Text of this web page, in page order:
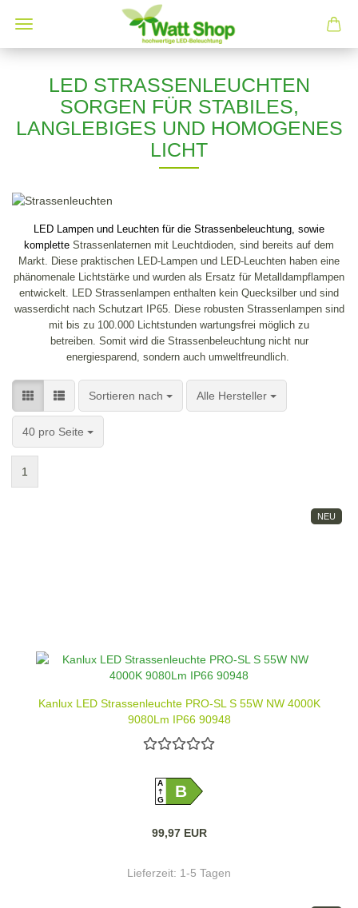
LED STRASSENLEUCHTEN
SORGEN FÜR STABILES,
LANGLEBIGES UND HOMOGENES
LICHT
LED Lampen und Leuchten für die Strassenbeleuchtung, sowie
komplette Strassenlaternen mit Leuchtdioden, sind bereits auf dem
Markt. Diese praktischen LED-Lampen und LED-Leuchten haben eine
phänomenale Lichtstärke und wurden als Ersatz für Metalldampflampen
entwickelt. LED Strassenlampen enthalten kein Quecksilber und sind
wasserdicht nach Schutzart IP65. Diese robusten Strassenlampen sind
mit bis zu 100.000 Lichtstunden wartungsfrei möglich zu
betreiben. Somit wird die Strassenbeleuchtung nicht nur
energiesparend, sondern auch umweltfreundlich.
Sortieren nach
Sortieren nach Alle Hersteller
pro Seite
40 pro Seite
pro Seite
1
NEU
Kanlux LED Strassenleuchte PRO-SL S 55W NW 4000K
9080Lm IP66 90948
A
GB
99,97 EUR
Lieferzeit: 1-5 Tagen